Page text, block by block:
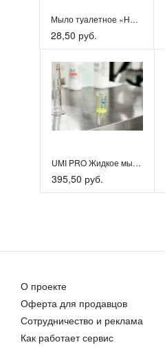
Мыло туалетное «Нейтральное»
28,50 руб.
UMI PRO Жидкое мыло-пенка
395,50 руб.
О проекте
Оферта для продавцов
Сотрудничество и реклама
Как работает сервис